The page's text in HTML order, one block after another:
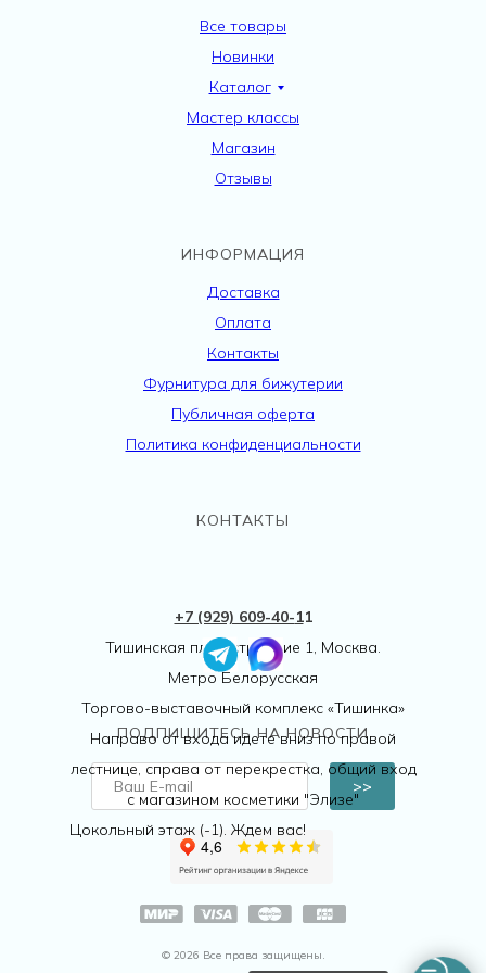
Все товары
Новинки
Каталог
Мастер классы
Магазин
Отзывы
ИНФОРМАЦИЯ
Доставка
Оплата
Контакты
Фурнитура для бижутерии
Публичная оферта
Политика конфиденциальности
© 2026 Все права защищены.
>>
ПОДПИШИТЕСЬ НА НОВОСТИ
КОНТАКТЫ
+7 (929) 609-40-11
Тишинская пл., 1 строение 1, Москва.
Метро Белорусская
Торгово-выставочный комплекс «Тишинка»
Направо от входа идете вниз по правой
лестнице, справа от перекрестка, общий вход
с магазином косметики "Элизе"
Цокольный этаж (-1). Ждем вас!